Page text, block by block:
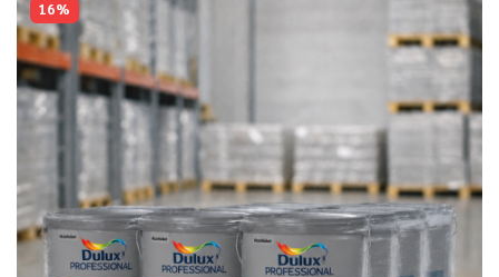
16%